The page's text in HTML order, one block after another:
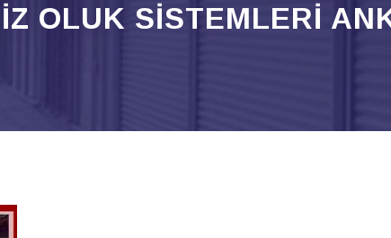
OLUK SISTEMLERI